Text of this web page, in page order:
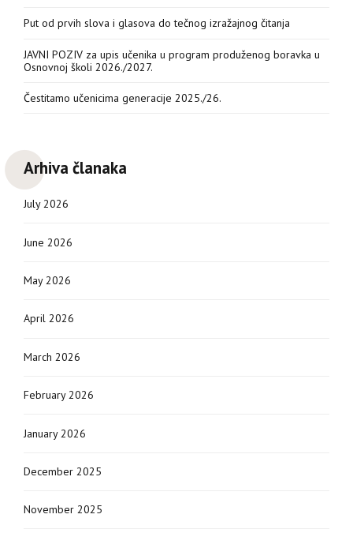
Put od prvih slova i glasova do tečnog izražajnog čitanja
JAVNI POZIV za upis učenika u program produženog boravka u
Osnovnoj školi 2026./2027.
Čestitamo učenicima generacije 2025./26.
Arhiva članaka
July 2026
June 2026
May 2026
April 2026
March 2026
February 2026
January 2026
December 2025
November 2025